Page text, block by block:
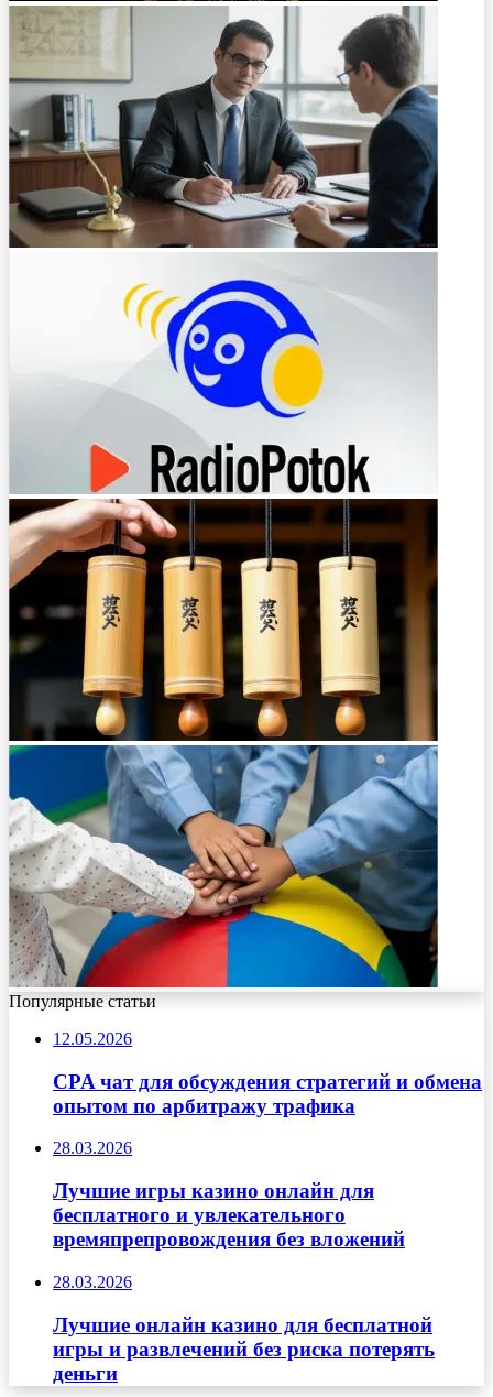
Популярные статьи
12.05.2026
CPA чат для обсуждения стратегий и обмена
опытом по арбитражу трафика
28.03.2026
Лучшие игры казино онлайн для
бесплатного и увлекательного
времяпрепровождения без вложений
28.03.2026
Лучшие онлайн казино для бесплатной
игры и развлечений без риска потерять
деньги